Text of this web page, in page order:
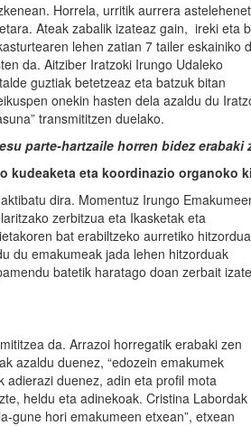
Horrela, urritik aurrera
Ateak zabalik izateaz gain, ireki eta
lehen zatian 7 tailer eskainiko
da. Aitziber Iratzoki Irungo Udaleko
guztiak betetzeaz eta batzuk bitan
onekin hasten dela azaldu du
transmititzen duelako.
parte-hartzaile horren bidez erabaki
kudeaketa eta koordinazio organoko
dira. Momentuz Irungo
zerbitzua eta Ikasketak eta
bat erabiltzeko aurretiko hitzordua
du emakumeak jada lehen hitzorduak
batetik haratago doan zerbait
da. Arrazoi horregatik erabaki zen
azaldu duenez, “edozein emakumek
adierazi duenez, adin eta profil mota
heldu eta adinekoak. Cristina Labordak
gune hori emakumeen etxean”, etxean